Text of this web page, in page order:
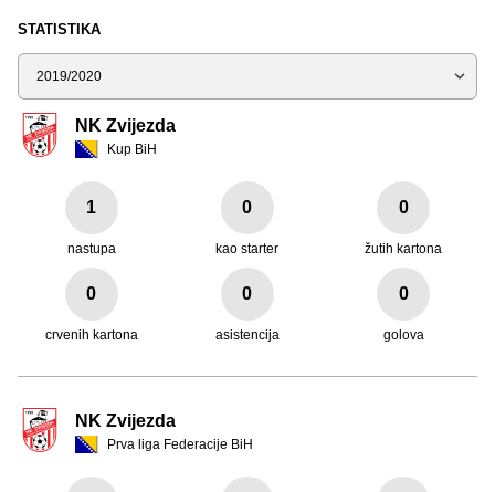
STATISTIKA
Sezona
NK Zvijezda
Kup BiH
1
nastupa
0
kao starter
0
žutih kartona
0
crvenih kartona
0
asistencija
0
golova
NK Zvijezda
Prva liga Federacije BiH